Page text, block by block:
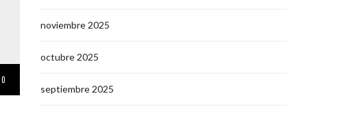
0
noviembre 2025
octubre 2025
septiembre 2025